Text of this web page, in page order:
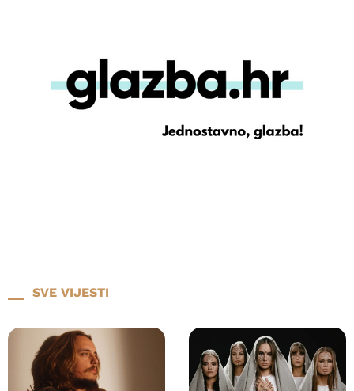
SVE VIJESTI